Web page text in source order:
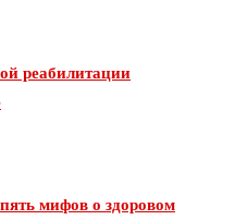
реабилитации
пять мифов о здоровом